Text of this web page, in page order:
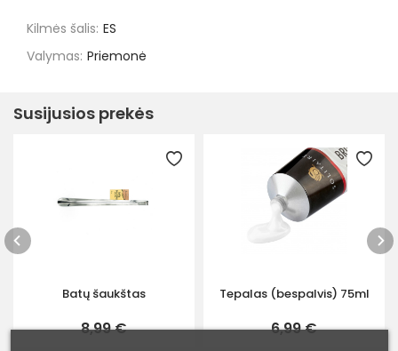
Kilmės šalis: ES
Valymas: Priemonė
Susijusios prekės
Batų šaukštas
8,99 €
Tepalas (bespalvis) 75ml
6,99 €